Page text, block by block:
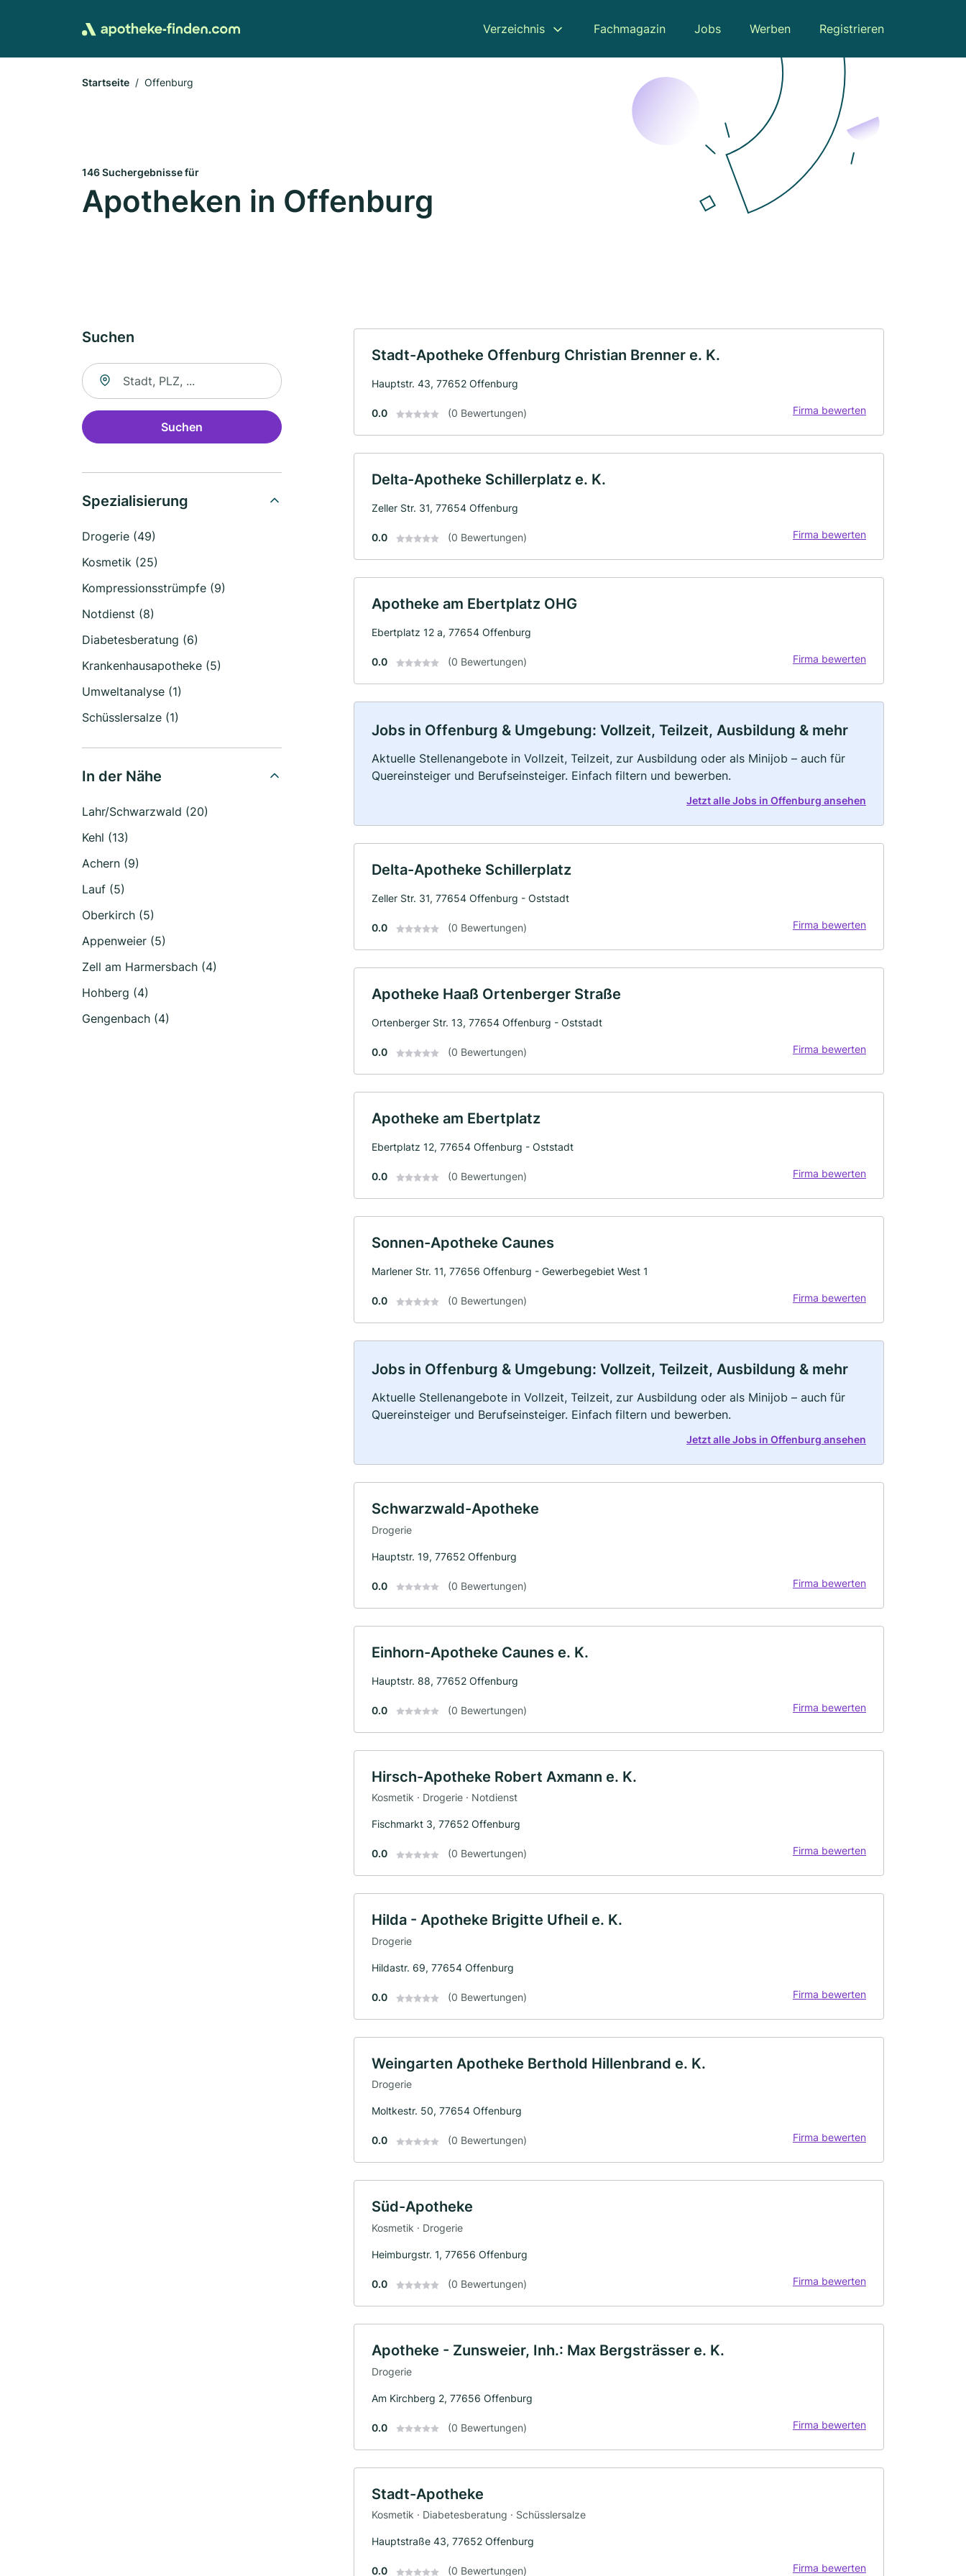
Verzeichnis Fachmagazin Jobs Werben Registrieren
Startseite Offenburg
146 Suchergebnisse für
Apotheken in Offenburg
Suchen
Suche nach Ort
Suchen
Spezialisierung
Drogerie (49)
Kosmetik (25)
Kompressionsstrümpfe (9)
Notdienst (8)
Diabetesberatung (6)
Krankenhausapotheke (5)
Umweltanalyse (1)
Schüsslersalze (1)
In der Nähe
Lahr/Schwarzwald (20)
Kehl (13)
Achern (9)
Lauf (5)
Oberkirch (5)
Appenweier (5)
Zell am Harmersbach (4)
Hohberg (4)
Gengenbach (4)
Stadt-Apotheke Offenburg Christian Brenner e. K.
Hauptstr. 43, 77652 Offenburg
0.0 (0 Bewertungen) Firma bewerten
Delta-Apotheke Schillerplatz e. K.
Zeller Str. 31, 77654 Offenburg
0.0 (0 Bewertungen) Firma bewerten
Apotheke am Ebertplatz OHG
Ebertplatz 12 a, 77654 Offenburg
0.0 (0 Bewertungen) Firma bewerten
Jobs in Offenburg & Umgebung: Vollzeit, Teilzeit, Ausbildung & mehr
Aktuelle Stellenangebote in Vollzeit, Teilzeit, zur Ausbildung oder als Minijob – auch für
Quereinsteiger und Berufseinsteiger. Einfach filtern und bewerben.
Jetzt alle Jobs in Offenburg ansehen
Delta-Apotheke Schillerplatz
Zeller Str. 31, 77654 Offenburg - Oststadt
0.0 (0 Bewertungen) Firma bewerten
Apotheke Haaß Ortenberger Straße
Ortenberger Str. 13, 77654 Offenburg - Oststadt
0.0 (0 Bewertungen) Firma bewerten
Apotheke am Ebertplatz
Ebertplatz 12, 77654 Offenburg - Oststadt
0.0 (0 Bewertungen) Firma bewerten
Sonnen-Apotheke Caunes
Marlener Str. 11, 77656 Offenburg - Gewerbegebiet West 1
0.0 (0 Bewertungen) Firma bewerten
Jobs in Offenburg & Umgebung: Vollzeit, Teilzeit, Ausbildung & mehr
Aktuelle Stellenangebote in Vollzeit, Teilzeit, zur Ausbildung oder als Minijob – auch für
Quereinsteiger und Berufseinsteiger. Einfach filtern und bewerben.
Jetzt alle Jobs in Offenburg ansehen
Schwarzwald-Apotheke
Drogerie
Hauptstr. 19, 77652 Offenburg
0.0 (0 Bewertungen) Firma bewerten
Einhorn-Apotheke Caunes e. K.
Hauptstr. 88, 77652 Offenburg
0.0 (0 Bewertungen) Firma bewerten
Hirsch-Apotheke Robert Axmann e. K.
Kosmetik · Drogerie · Notdienst
Fischmarkt 3, 77652 Offenburg
0.0 (0 Bewertungen) Firma bewerten
Hilda - Apotheke Brigitte Ufheil e. K.
Drogerie
Hildastr. 69, 77654 Offenburg
0.0 (0 Bewertungen) Firma bewerten
Weingarten Apotheke Berthold Hillenbrand e. K.
Drogerie
Moltkestr. 50, 77654 Offenburg
0.0 (0 Bewertungen) Firma bewerten
Süd-Apotheke
Kosmetik · Drogerie
Heimburgstr. 1, 77656 Offenburg
0.0 (0 Bewertungen) Firma bewerten
Apotheke - Zunsweier, Inh.: Max Bergsträsser e. K.
Drogerie
Am Kirchberg 2, 77656 Offenburg
0.0 (0 Bewertungen) Firma bewerten
Stadt-Apotheke
Kosmetik · Diabetesberatung · Schüsslersalze
Hauptstraße 43, 77652 Offenburg
0.0 (0 Bewertungen) Firma bewerten